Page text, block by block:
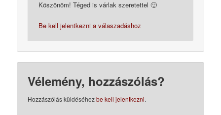
Köszönöm! Téged is várlak szeretettel 🙂
Be kell jelentkezni a válaszadáshoz
Vélemény, hozzászólás?
Hozzászólás küldéséhezbe kell jelentkezni.